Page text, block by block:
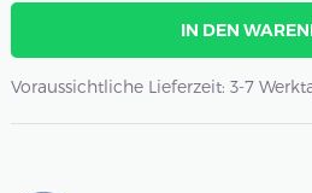
IN DEN
Voraussichtliche Lieferzeit: 3-7